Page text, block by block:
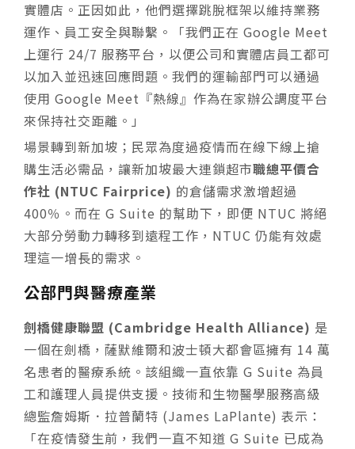
實體店。正因如此，他們選擇跳脫框架以維持業務
運作、員工安全與聯繫。「我們正在 Google Meet
上運行 24/7 服務平台，以便公司和實體店員工都可
以加入並迅速回應問題。我們的運輸部門可以通過
使用 Google Meet『熱線』作為在家辦公調度平台
來保持社交距離。」
場景轉到新加坡；民眾為度過疫情而在線下線上搶
購生活必需品，讓新加坡最大連鎖超市職總平價合
作社 (NTUC Fairprice) 的倉儲需求激增超過
400％。而在 G Suite 的幫助下，即便 NTUC 將絕
大部分勞動力轉移到遠程工作，NTUC 仍能有效處
理這一增長的需求。
公部門與醫療產業
劍橋健康聯盟 (Cambridge Health Alliance) 是
一個在劍橋，薩默維爾和波士頓大都會區擁有 14 萬
名患者的醫療系統。該組織一直依靠 G Suite 為員
工和護理人員提供支援。技術和生物醫學服務高級
總監詹姆斯．拉普蘭特 (James LaPlante) 表示：
「在疫情發生前，我們一直不知道 G Suite 已成為